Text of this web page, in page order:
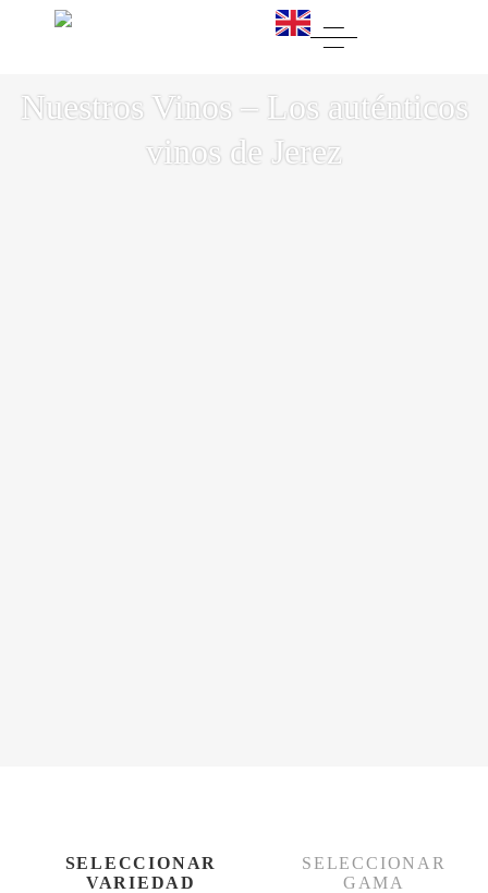
Nuestros Vinos – Los auténticos
vinos de Jerez
SELECCIONAR
VARIEDAD
SELECCIONAR
GAMA